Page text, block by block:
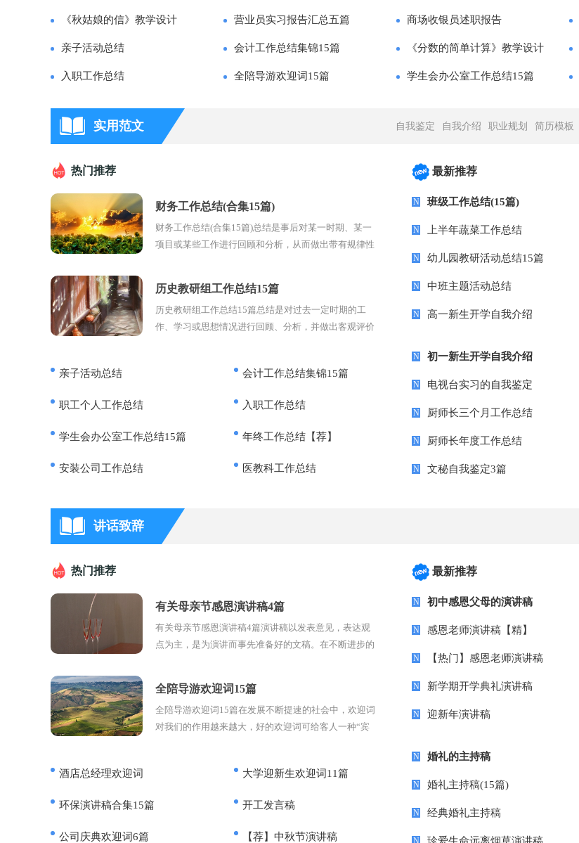
自我总结
《秋姑娘的信》教学设计 营业员实习报告汇总五篇 商场收银员述职报告
亲子活动总结 会计工作总结集锦15篇 《分数的简单计算》教学设计
入职工作总结 全陪导游欢迎词15篇 学生会办公室工作总结15篇
实用范文 简历模板
职业规划
自我介绍
自我鉴定
热门推荐
财务工作总结(合集15篇)
财务工作总结(合集15篇)总结是事后对某一时期、某一
项目或某些工作进行回顾和分析，从而做出带有规律性
历史教研组工作总结15篇
历史教研组工作总结15篇总结是对过去一定时期的工
作、学习或思想情况进行回顾、分析，并做出客观评价
亲子活动总结 会计工作总结集锦15篇
职工个人工作总结 入职工作总结
学生会办公室工作总结15篇 年终工作总结【荐】
安装公司工作总结 医教科工作总结
最新推荐
N 班级工作总结(15篇)
N 上半年蔬菜工作总结
N 幼儿园教研活动总结15篇
N 中班主题活动总结
N 高一新生开学自我介绍
N 初一新生开学自我介绍
N 电视台实习的自我鉴定
N 厨师长三个月工作总结
N 厨师长年度工作总结
N 文秘自我鉴定3篇
讲话致辞
热门推荐
有关母亲节感恩演讲稿4篇
有关母亲节感恩演讲稿4篇演讲稿以发表意见，表达观
点为主，是为演讲而事先准备好的文稿。在不断进步的
全陪导游欢迎词15篇
全陪导游欢迎词15篇在发展不断提速的社会中，欢迎词
对我们的作用越来越大，好的欢迎词可给客人一种“宾
酒店总经理欢迎词 大学迎新生欢迎词11篇
环保演讲稿合集15篇 开工发言稿
公司庆典欢迎词6篇 【荐】中秋节演讲稿
最新推荐
N 初中感恩父母的演讲稿
N 感恩老师演讲稿【精】
N 【热门】感恩老师演讲稿
N 新学期开学典礼演讲稿
N 迎新年演讲稿
N 婚礼的主持稿
N 婚礼主持稿(15篇)
N 经典婚礼主持稿